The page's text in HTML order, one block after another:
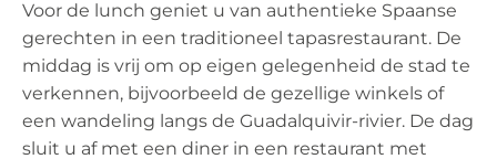
Voor de lunch geniet u van authentieke Spaanse
gerechten in een traditioneel tapasrestaurant. De
middag is vrij om op eigen gelegenheid de stad te
verkennen, bijvoorbeeld de gezellige winkels of
een wandeling langs de Guadalquivir-rivier. De dag
sluit u af met een diner in een restaurant met